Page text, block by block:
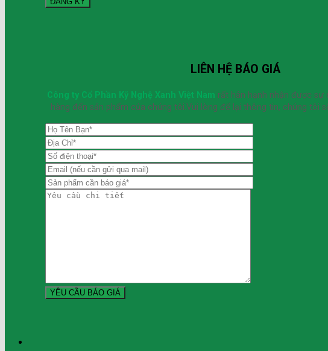
LIÊN HỆ BÁO GIÁ
Công ty Cổ Phần Kỹ Nghệ Xanh Việt Nam rất hân hạnh nhận được sự
hàng đến sản phẩm của chúng tôi.Vui lòng để lại thông tin, chúng tôi